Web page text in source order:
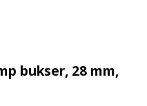
bukser, 28 mm,